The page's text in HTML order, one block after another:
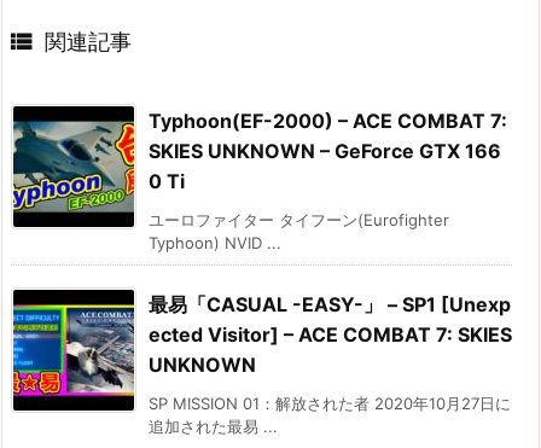
 関連記事
Typhoon(EF-2000) – ACE COMBAT 7:
SKIES UNKNOWN – GeForce GTX 166
0 Ti
ユーロファイター タイフーン(Eurofighter
Typhoon) NVID ...
最易「CASUAL -EASY-」 – SP1 [Unexp
ected Visitor] – ACE COMBAT 7: SKIES
UNKNOWN
SP MISSION 01：解放された者 2020年10月27日に
追加された最易 ...